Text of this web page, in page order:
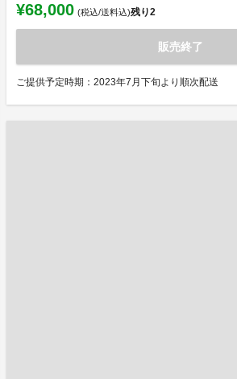
¥68,000 (税込/送料込)残り2
販売終了
ご提供予定時期：2023年7月下旬より順次配送